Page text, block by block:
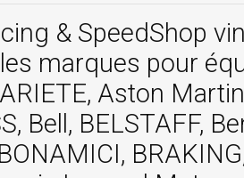
& SpeedShop
marques pour
Aston
Bell, BELSTAFF,